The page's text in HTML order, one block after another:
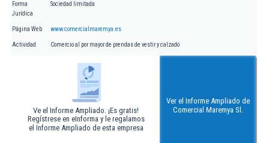
Forma
Jurídica
Sociedad limitada
Página Web www.comercialmaremya.es
Actividad Comercio al por mayor de prendas de vestir y calzado
Ve el Informe Ampliado. ¡Es gratis!
Regístrese en eInforma y le regalamos
el Informe Ampliado de esta empresa
Ver el Informe Ampliado de
Comercial Maremya Sl.